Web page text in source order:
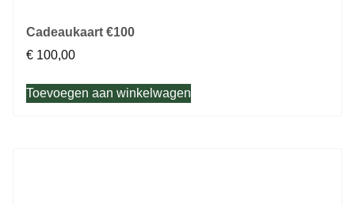
Cadeaukaart €100
€ 100,00
Toevoegen aan winkelwagen